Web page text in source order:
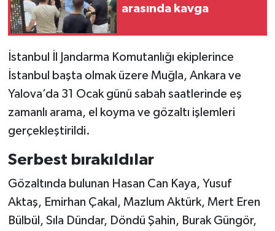
arasında kavga
İstanbul İl Jandarma Komutanlığı ekiplerince
İstanbul başta olmak üzere Muğla, Ankara ve
Yalova’da 31 Ocak günü sabah saatlerinde eş
zamanlı arama, el koyma ve gözaltı işlemleri
gerçekleştirildi.
Serbest bırakıldılar
Gözaltında bulunan Hasan Can Kaya, Yusuf
Aktaş, Emirhan Çakal, Mazlum Aktürk, Mert Eren
Bülbül, Sıla Dündar, Döndü Şahin, Burak Güngör,